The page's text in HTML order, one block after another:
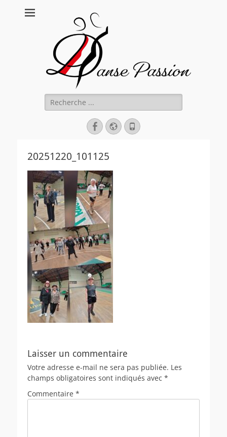
Rechercher :
Facebook
Site
web
Tél
20251220_101125
Laisser un commentaire
Votre adresse e-mail ne sera pas publiée. Les
champs obligatoires sont indiqués avec *
Commentaire *